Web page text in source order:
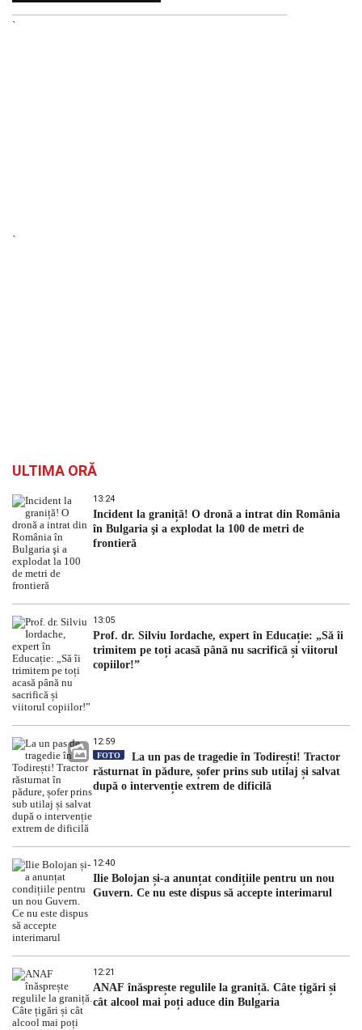
`
`
ULTIMA ORĂ
13:24
Incident la graniță! O dronă a intrat din România
în Bulgaria şi a explodat la 100 de metri de
frontieră
13:05
Prof. dr. Silviu Iordache, expert în Educație: „Să îi
trimitem pe toți acasă până nu sacrifică și viitorul
copiilor!”
12:59
FOTO
La un pas de tragedie în Todirești! Tractor
răsturnat în pădure, șofer prins sub utilaj și salvat
după o intervenție extrem de dificilă
12:40
Ilie Bolojan și-a anunțat condițiile pentru un nou
Guvern. Ce nu este dispus să accepte interimarul
12:21
ANAF înăsprește regulile la graniță. Câte țigări și
cât alcool mai poți aduce din Bulgaria